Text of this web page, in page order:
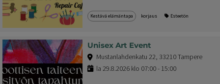
Kestävä elämäntapa korjaus Esteetön
Unisex Art Event
Mustanlahdenkatu 22, 33210 Tampere
la 29.8.2026 klo 07:00 - 15:00